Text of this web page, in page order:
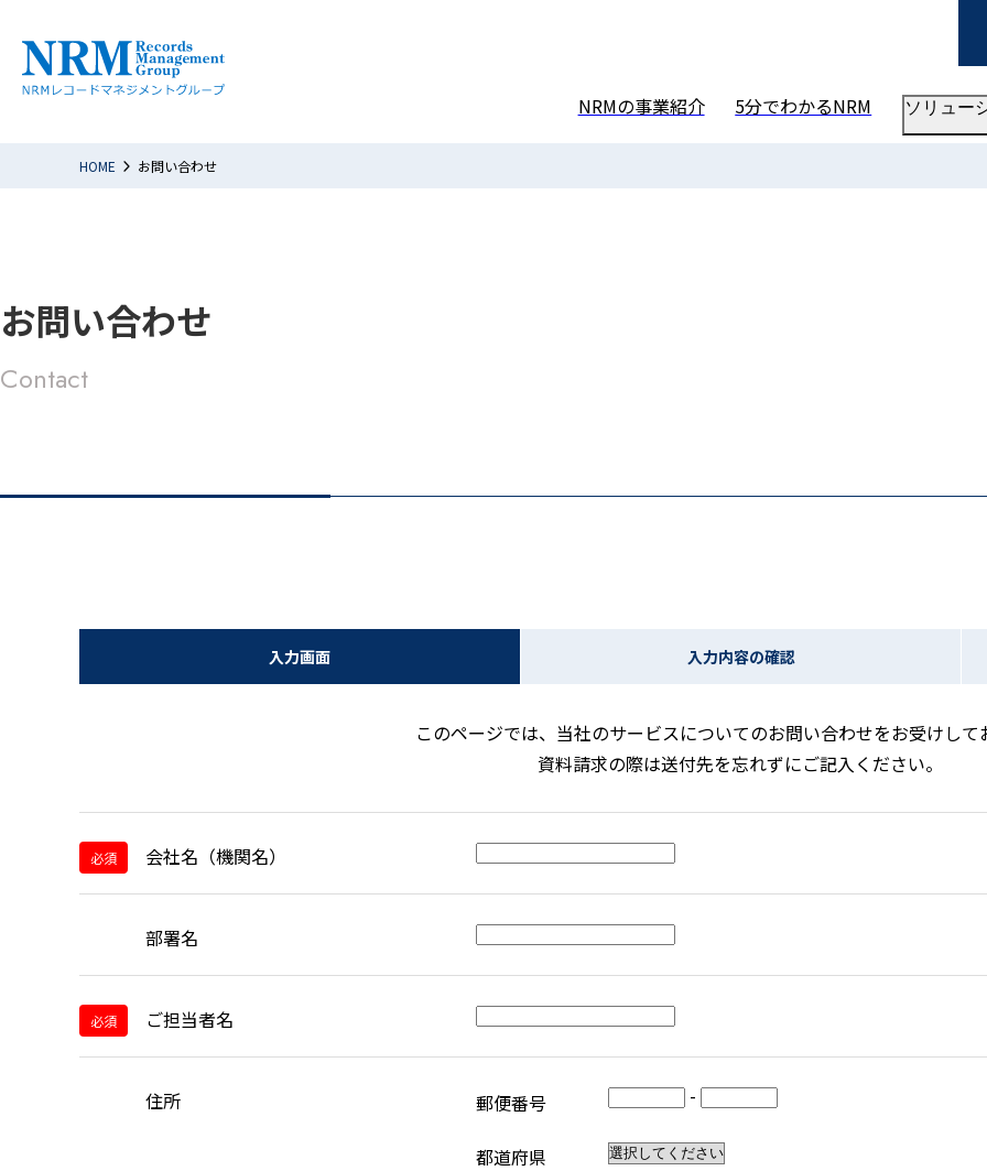
NRMの事業紹介 5分でわかるNRM ソリュー
HOME お問い合わせ
お問い合わせ
Contact
入力画面 入力内容の確認
このページでは、当社のサービスについてのお問い合わせをお受けして
資料請求の際は送付先を忘れずにご記入ください。
会社名（機関名）
必須
部署名
ご担当者名
必須
住所 郵便番号 -
都道府県